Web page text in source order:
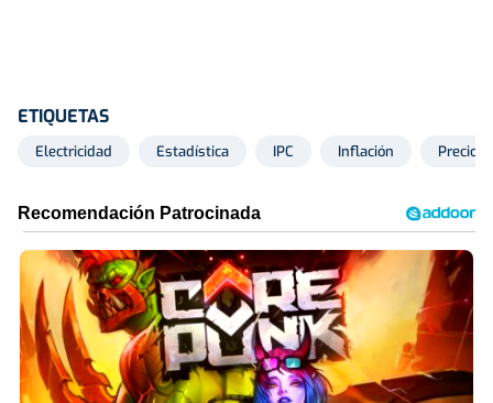
ETIQUETAS
Electricidad Estadística IPC Inflación Precios